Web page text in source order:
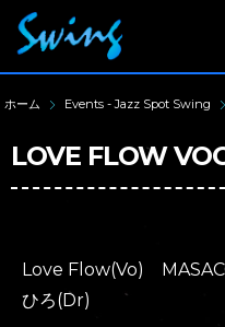
ホーム Events - Jazz Spot Swing
LOVE FLOW
Love Flow(Vo)
ひろ(Dr)